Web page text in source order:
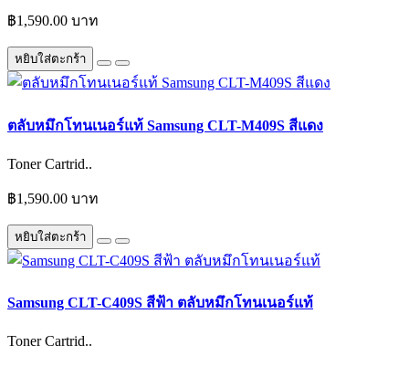
฿1,590.00 บาท
หยิบใส่ตะกร้า
ตลับหมึกโทนเนอร์แท้ Samsung CLT-M409S สีแดง
Toner Cartrid..
฿1,590.00 บาท
หยิบใส่ตะกร้า
Samsung CLT-C409S สีฟ้า ตลับหมึกโทนเนอร์แท้
Toner Cartrid..